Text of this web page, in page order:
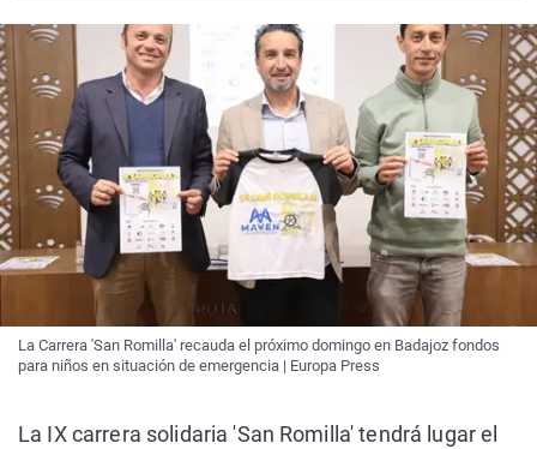
La Carrera 'San Romilla' recauda el próximo domingo en Badajoz fondos
para niños en situación de emergencia | Europa Press
La IX carrera solidaria 'San Romilla' tendrá lugar el